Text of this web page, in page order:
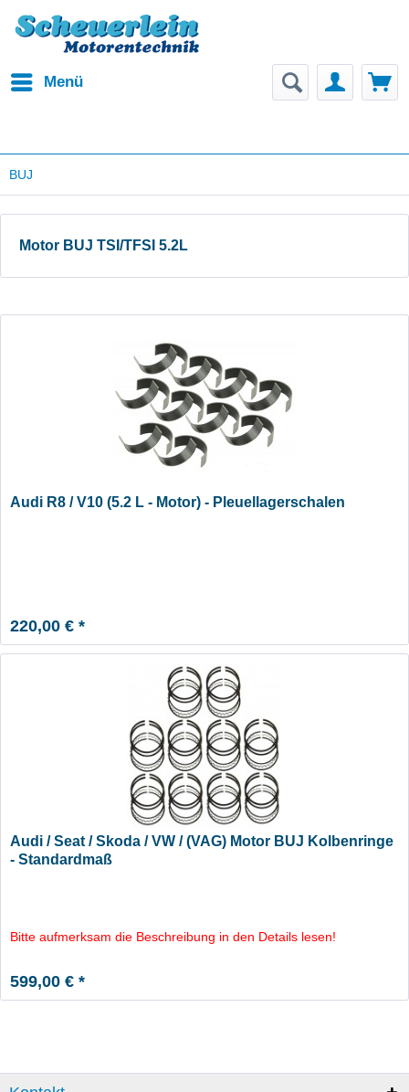
Menü
BUJ
Motor BUJ TSI/TFSI 5.2L
Audi R8 / V10 (5.2 L - Motor) - Pleuellagerschalen
220,00 € *
Audi / Seat / Skoda / VW / (VAG) Motor BUJ Kolbenringe
- Standardmaß
Bitte aufmerksam die Beschreibung in den Details lesen!
599,00 € *